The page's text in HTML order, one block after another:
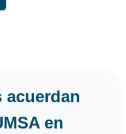
acuerdan
en